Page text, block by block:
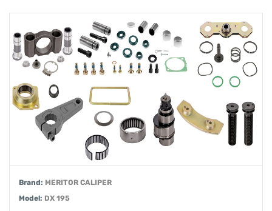
Brand: MERITOR CALIPER
Model: DX 195